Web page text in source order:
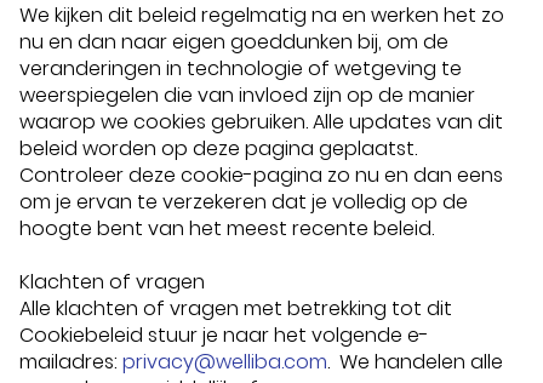
We kijken dit beleid regelmatig na en werken het zo
nu en dan naar eigen goeddunken bij, om de
veranderingen in technologie of wetgeving te
weerspiegelen die van invloed zijn op de manier
waarop we cookies gebruiken. Alle updates van dit
beleid worden op deze pagina geplaatst.
Controleer deze cookie-pagina zo nu en dan eens
om je ervan te verzekeren dat je volledig op de
hoogte bent van het meest recente beleid.
Klachten of vragen
Alle klachten of vragen met betrekking tot dit
Cookiebeleid stuur je naar het volgende e-
mailadres: privacy@welliba.com. We handelen alle